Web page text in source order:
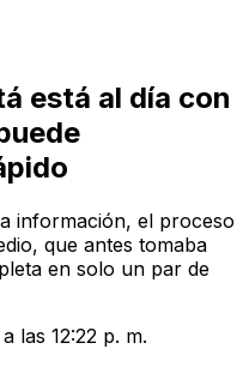
está al día con
información, el proceso
que antes tomaba
en solo un par de
las 12:22 p. m.